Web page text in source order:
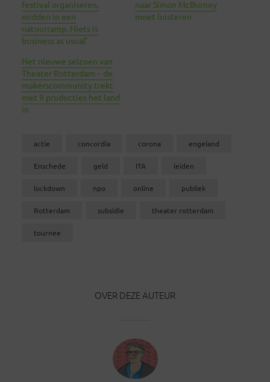
festival organiseren,
midden in een
natuurramp. Niets is
business as usual’
naar Simon McBurney
moet luisteren
Het nieuwe seizoen van
Theater Rotterdam – de
makerscommunity trekt
met 9 producties het land
in
actie concordia corona engeland
Enschede geld ITA leiden
lockdown npo online publiek
Rotterdam subsidie theater rotterdam
tournee
OVER DEZE AUTEUR